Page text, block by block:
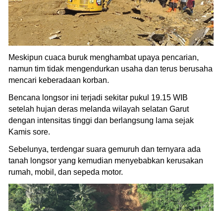
Meskipun cuaca buruk menghambat upaya pencarian,
namun tim tidak mengendurkan usaha dan terus berusaha
mencari keberadaan korban.
Bencana longsor ini terjadi sekitar pukul 19.15 WIB
setelah hujan deras melanda wilayah selatan Garut
dengan intensitas tinggi dan berlangsung lama sejak
Kamis sore.
Sebelunya, terdengar suara gemuruh dan ternyara ada
tanah longsor yang kemudian menyebabkan kerusakan
rumah, mobil, dan sepeda motor.